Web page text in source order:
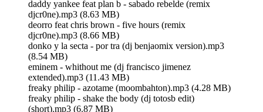
daddy yankee feat plan b - sabado rebelde (remix
djcr0ne).mp3 (8.63 MB)
deorro feat chris brown - five hours (remix
djcr0ne).mp3 (8.66 MB)
donko y la secta - por tra (dj benjaomix version).mp3
(8.54 MB)
eminem - whithout me (dj francisco jimenez
extended).mp3 (11.43 MB)
freaky philip - azotame (moombahton).mp3 (4.28 MB)
freaky philip - shake the body (dj totosb edit)
(short).mp3 (6.87 MB)